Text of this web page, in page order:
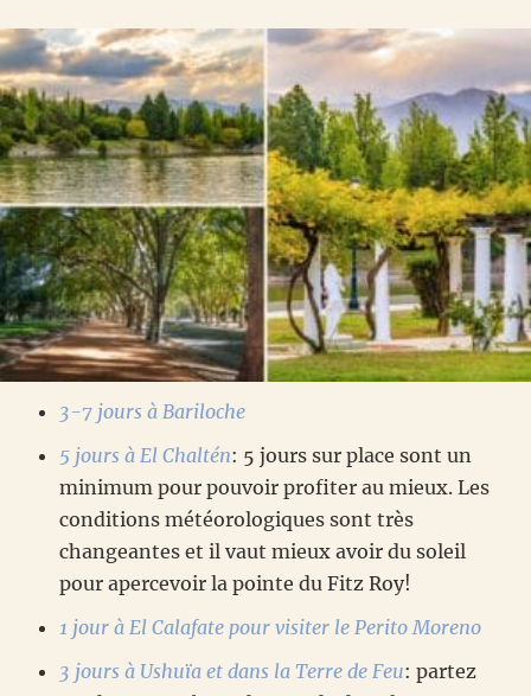
3-7 jours à Bariloche
5 jours à El Chaltén: 5 jours sur place sont un
minimum pour pouvoir profiter au mieux. Les
conditions météorologiques sont très
changeantes et il vaut mieux avoir du soleil
pour apercevoir la pointe du Fitz Roy!
1 jour à El Calafate pour visiter le Perito Moreno
3 jours à Ushuïa et dans la Terre de Feu: partez